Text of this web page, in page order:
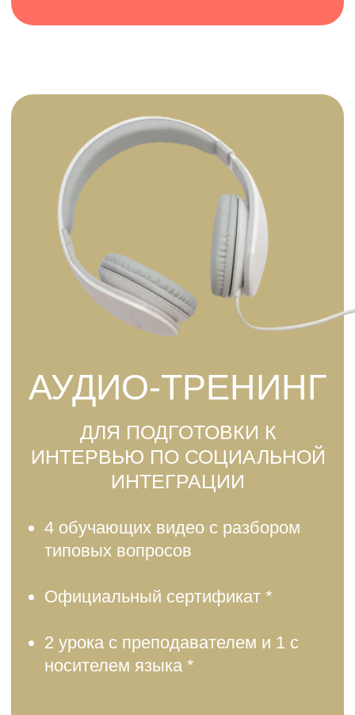
INSTAGRAM
ПОЛИТИКА КОНФИДЕНЦИАЛЬНОСТИ
WHATSAPP: +34 610 375 445
WHATSAPP: +7 969 207 95 19
TERRANOSTRA@TERRANOSTRA.ES
CALLE DEL MAR, 50
TORREVIEJA (ALICANTE) ESPANA 03182
КОНТАКТЫ
ПОЛЬЗОВАТЕЛЬСКОЕ СОГЛАШЕНИЕ